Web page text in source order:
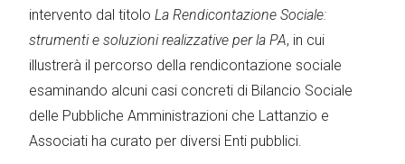
intervento dal titolo La Rendicontazione Sociale:
strumenti e soluzioni realizzative per la PA, in cui
illustrerà il percorso della rendicontazione sociale
esaminando alcuni casi concreti di Bilancio Sociale
delle Pubbliche Amministrazioni che Lattanzio e
Associati ha curato per diversi Enti pubblici.